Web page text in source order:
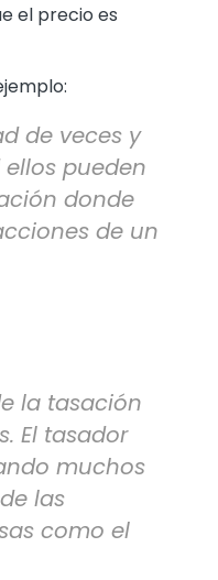
el precio es
de veces y
pueden
donde
de un
la tasación
El tasador
muchos
las
como el